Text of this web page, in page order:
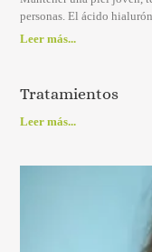
personas. El ácido
Leer más...
Tratamientos
Leer más...